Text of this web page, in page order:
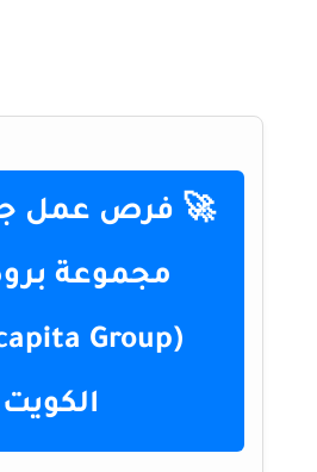
🚀 فرص عمل
مجموعة
الكويت